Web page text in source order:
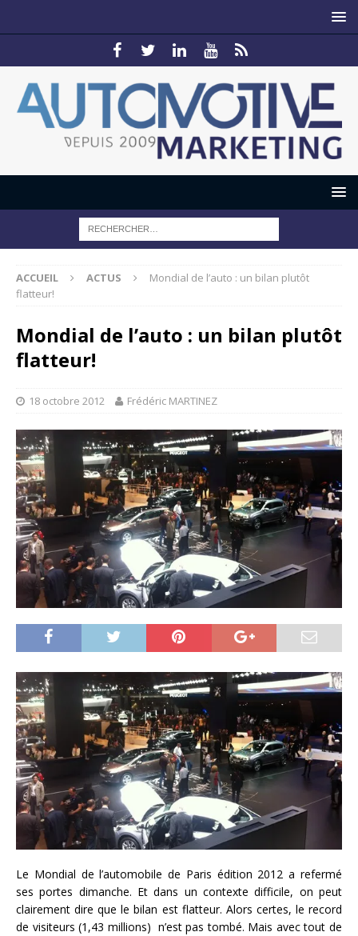
ACCUEIL ACTUS
Mondial de l’auto : un bilan plutôt
flatteur!
Mondial de l’auto : un bilan plutôt
flatteur!
18 octobre 2012 Frédéric MARTINEZ
Le Mondial de l’automobile de Paris édition 2012 a refermé
ses portes dimanche. Et dans un contexte difficile, on peut
clairement dire que le bilan est flatteur. Alors certes, le record
de visiteurs (1,43 millions) n’est pas tombé. Mais avec tout de